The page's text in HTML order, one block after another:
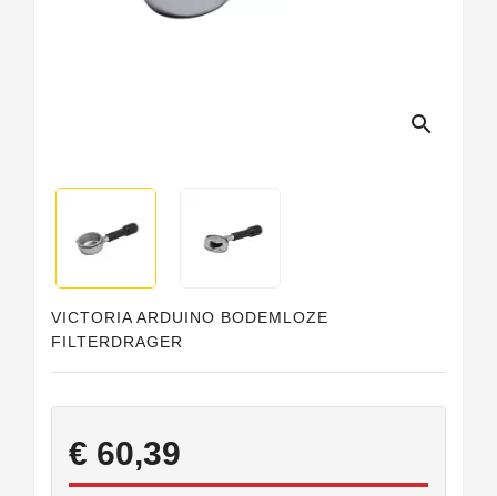
search
VICTORIA ARDUINO BODEMLOZE
FILTERDRAGER
€ 60,39